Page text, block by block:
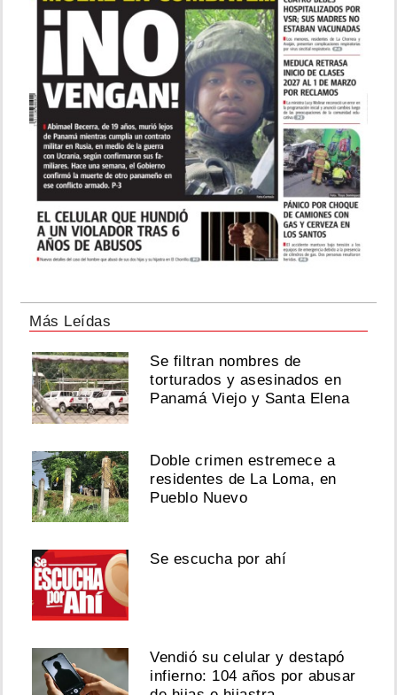
Más Leídas
Se filtran nombres de
torturados y asesinados en
Panamá Viejo y Santa Elena
Doble crimen estremece a
residentes de La Loma, en
Pueblo Nuevo
Se escucha por ahí
Vendió su celular y destapó
infierno: 104 años por abusar